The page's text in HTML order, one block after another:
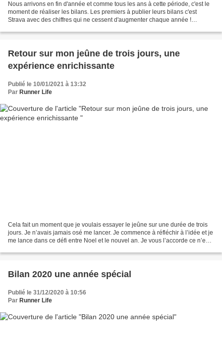
Nous arrivons en fin d'année et comme tous les ans à cette période, c'est le
moment de réaliser les bilans. Les premiers à publier leurs bilans c'est
Strava avec des chiffres qui ne cessent d'augmenter chaque année !
Retour sur mon jeûne de trois jours, une
expérience enrichissante
Publié le 10/01/2021 à 13:32
Par Runner Life
Cela fait un moment que je voulais essayer le jeûne sur une durée de trois
jours. Je n’avais jamais osé me lancer. Je commence à réfléchir à l’idée et je
me lance dans ce défi entre Noel et le nouvel an. Je vous l’accorde ce n’est
Bilan 2020 une année spécial
Publié le 31/12/2020 à 10:56
Par Runner Life